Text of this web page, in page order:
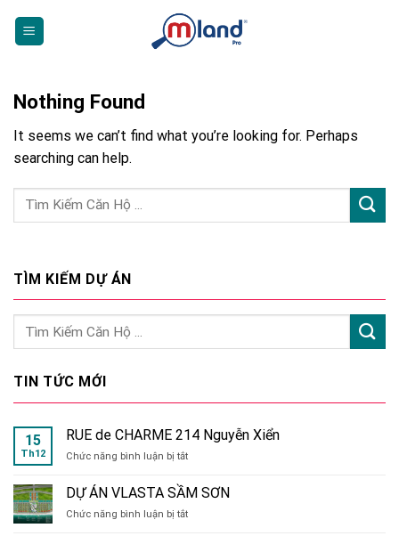
Nothing Found
It seems we can’t find what you’re looking for. Perhaps
searching can help.
TÌM KIẾM DỰ ÁN
TIN TỨC MỚI
15
Th12
RUE de CHARME 214 Nguyễn Xiển
Chức năng bình luận bị tắtở
de
CHARME
214
DỰ ÁN VLASTA SẦM SƠN
Chức năng bình luận bị tắtở